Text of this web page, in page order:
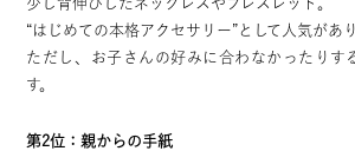
“はじめての本格アクセサリー”として人気があり
ただし、お子さんの好みに合わなかったりす
す。
第2位：親からの手紙